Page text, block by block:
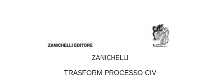
ZANICHELLI
TRASFORM PROCESSO CIV